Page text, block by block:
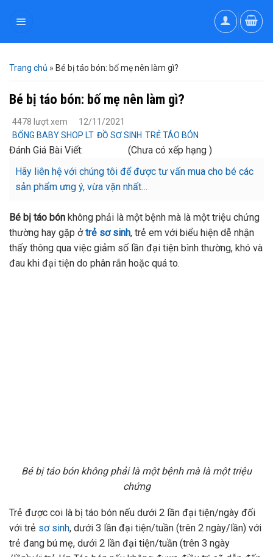
Trang chủ » Bé bị táo bón: bố mẹ nên làm gì?
Bé bị táo bón: bố mẹ nên làm gì?
4478 lượt xem
12/11/2021
BỐNG BABY SHOP LT ĐỒ SƠ SINH TRẺ TÁO BÓN
Đánh Giá Bài Viết:
(Chưa có xếp hạng )
Hãy liên hệ với chúng tôi để được tư vấn mua cho bé các
sản phẩm ưng ý, vừa vặn nhất…
Bé bị táo bón không phải là một bệnh mà là một triệu chứng
thường hay gặp ởtrẻ sơ sinh, trẻ em với biểu hiện dễ nhận
thấy thông qua việc giảm số lần đại tiện bình thường, khó và
đau khi đại tiện do phân rắn hoặc quá to.
Bé bị táo bón không phải là một bệnh mà là một triệu
chứng
Trẻ được coi là bị táo bón nếu dưới 2 lần đại tiện/ngày đối
với trẻ sơ sinh, dưới 3 lần đại tiện/tuần (trên 2 ngày/lần) với
trẻ đang bú mẹ, dưới 2 lần đại tiện/tuần (trên 3 ngày